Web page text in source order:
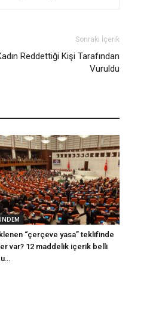
Sonraki İçerik
Reddettiği Kişi Tarafından
Vuruldu
“çerçeve yasa” teklifinde
var? 12 maddelik içerik belli